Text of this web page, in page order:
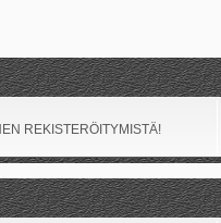
REKISTERÖITYMISTÄ!